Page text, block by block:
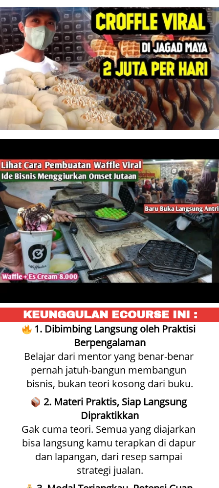
KEUNGGULAN ECOURSE INI :
1. Dibimbing Langsung oleh Praktisi
Berpengalaman
Belajar dari mentor yang benar-benar
pernah jatuh-bangun membangun
bisnis, bukan teori kosong dari buku.
2. Materi Praktis, Siap Langsung
Dipraktikkan
Gak cuma teori. Semua yang diajarkan
bisa langsung kamu terapkan di dapur
dan lapangan, dari resep sampai
strategi jualan.